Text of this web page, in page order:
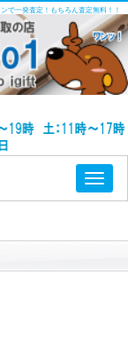
で一発査定！もちろん査定無料！！